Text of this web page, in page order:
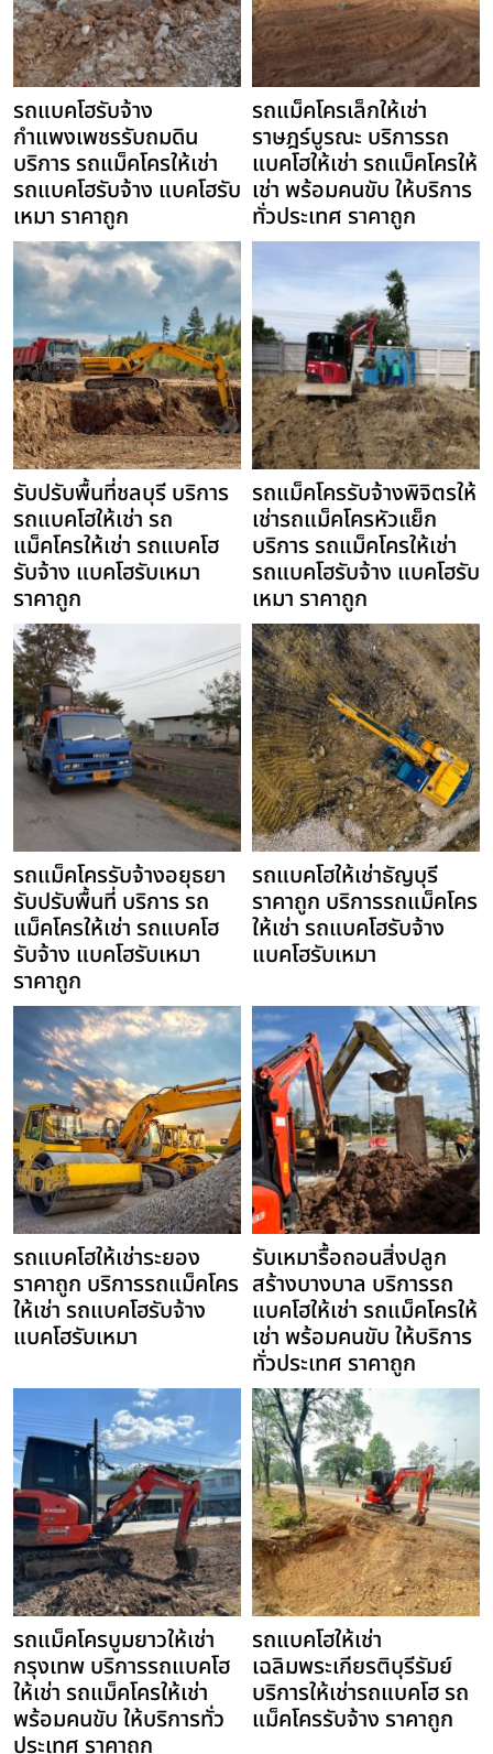
รถแบคโฮรับจ้าง
กำแพงเพชรรับถมดิน
บริการ รถแม็คโครให้เช่า
รถแบคโฮรับจ้าง แบคโฮรับ
เหมา ราคาถูก
รถแม็คโครเล็กให้เช่า
ราษฎร์บูรณะ บริการรถ
แบคโฮให้เช่า รถแม็คโครให้
เช่า พร้อมคนขับ ให้บริการ
ทั่วประเทศ ราคาถูก
รับปรับพื้นที่ชลบุรี บริการ
รถแบคโฮให้เช่า รถ
แม็คโครให้เช่า รถแบคโฮ
รับจ้าง แบคโฮรับเหมา
ราคาถูก
รถแม็คโครรับจ้างพิจิตรให้
เช่ารถแม็คโครหัวแย็ก
บริการ รถแม็คโครให้เช่า
รถแบคโฮรับจ้าง แบคโฮรับ
เหมา ราคาถูก
รถแม็คโครรับจ้างอยุธยา
รับปรับพื้นที่ บริการ รถ
แม็คโครให้เช่า รถแบคโฮ
รับจ้าง แบคโฮรับเหมา
ราคาถูก
รถแบคโฮให้เช่าธัญบุรี
ราคาถูก บริการรถแม็คโคร
ให้เช่า รถแบคโฮรับจ้าง
แบคโฮรับเหมา
รถแบคโฮให้เช่าระยอง
ราคาถูก บริการรถแม็คโคร
ให้เช่า รถแบคโฮรับจ้าง
แบคโฮรับเหมา
รับเหมารื้อถอนสิ่งปลูก
สร้างบางบาล บริการรถ
แบคโฮให้เช่า รถแม็คโครให้
เช่า พร้อมคนขับ ให้บริการ
ทั่วประเทศ ราคาถูก
รถแม็คโครบูมยาวให้เช่า
กรุงเทพ บริการรถแบคโฮ
ให้เช่า รถแม็คโครให้เช่า
พร้อมคนขับ ให้บริการทั่ว
ประเทศ ราคาถูก
รถแบคโฮให้เช่า
เฉลิมพระเกียรติบุรีรัมย์
บริการให้เช่ารถแบคโฮ รถ
แม็คโครรับจ้าง ราคาถูก